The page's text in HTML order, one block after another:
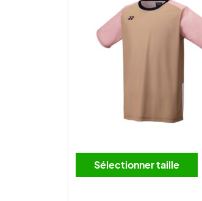
Sélectionner taille